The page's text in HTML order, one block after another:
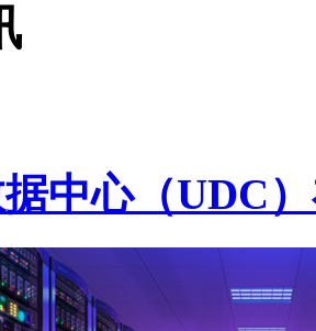
中心（UDC